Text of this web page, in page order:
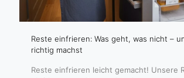
Reste einfrieren: Was geht, was nicht –
richtig machst
Reste einfrieren leicht gemacht! Unsere